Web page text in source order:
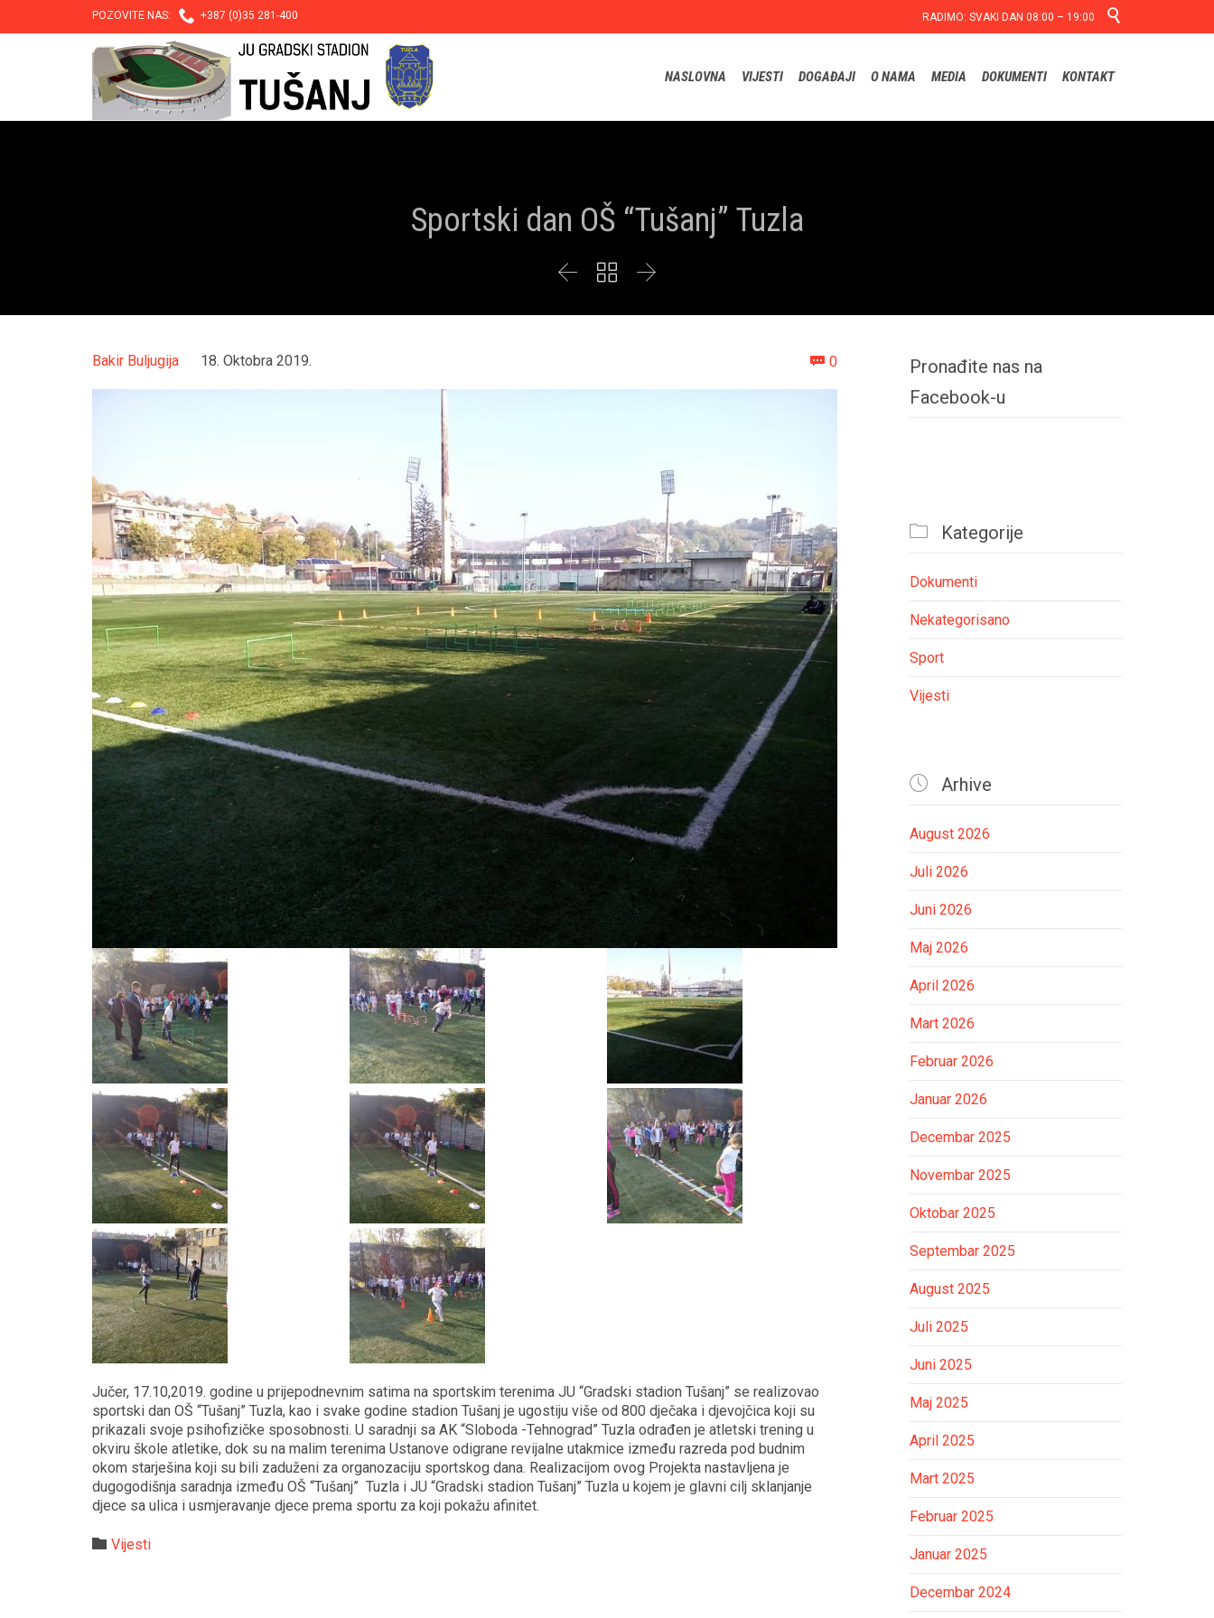
POZOVITE NAS:  +387 (0)35 281-400 RADIMO: SVAKI DAN 08:00 – 19:00 
NASLOVNA VIJESTI DOGAĐAJI O NAMA MEDIA DOKUMENTI KONTAKT
Sportski dan OŠ “Tušanj” Tuzla
  
Bakir Buljugija 18. Oktobra 2019.  0Comments
Jučer, 17.10,2019. godine u prijepodnevnim satima na sportskim terenima JU “Gradski stadion Tušanj” se realizovao
sportski dan OŠ “Tušanj” Tuzla, kao i svake godine stadion Tušanj je ugostiju više od 800 dječaka i djevojčica koji su
prikazali svoje psihofizičke sposobnosti. U saradnji sa AK “Sloboda -Tehnograd” Tuzla odrađen je atletski trening u
okviru škole atletike, dok su na malim terenima Ustanove odigrane revijalne utakmice između razreda pod budnim
okom starješina koji su bili zaduženi za organozaciju sportskog dana. Realizacijom ovog Projekta nastavljena je
dugogodišnja saradnja između OŠ “Tušanj” Tuzla i JU “Gradski stadion Tušanj” Tuzla u kojem je glavni cilj sklanjanje
djece sa ulica i usmjeravanje djece prema sportu za koji pokažu afinitet.
 Category
Vijesti
Pronađite nas na
Facebook-u
 Kategorije
Dokumenti
Nekategorisano
Sport
Vijesti
 Arhive
August 2026
Juli 2026
Juni 2026
Maj 2026
April 2026
Mart 2026
Februar 2026
Januar 2026
Decembar 2025
Novembar 2025
Oktobar 2025
Septembar 2025
August 2025
Juli 2025
Juni 2025
Maj 2025
April 2025
Mart 2025
Februar 2025
Januar 2025
Decembar 2024